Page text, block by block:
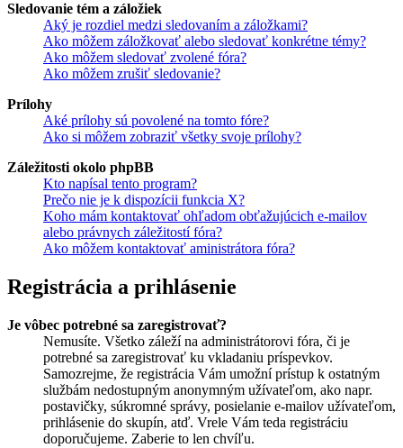
Sledovanie tém a záložiek
Aký je rozdiel medzi sledovaním a záložkami?
Ako môžem záložkovať alebo sledovať konkrétne témy?
Ako môžem sledovať zvolené fóra?
Ako môžem zrušiť sledovanie?
Prílohy
Aké prílohy sú povolené na tomto fóre?
Ako si môžem zobraziť všetky svoje prílohy?
Záležitosti okolo phpBB
Kto napísal tento program?
Prečo nie je k dispozícii funkcia X?
Koho mám kontaktovať ohľadom obťažujúcich e-mailov
alebo právnych záležitostí fóra?
Ako môžem kontaktovať aministrátora fóra?
Registrácia a prihlásenie
Je vôbec potrebné sa zaregistrovať?
Nemusíte. Všetko záleží na administrátorovi fóra, či je
potrebné sa zaregistrovať ku vkladaniu príspevkov.
Samozrejme, že registrácia Vám umožní prístup k ostatným
službám nedostupným anonymným užívateľom, ako napr.
postavičky, súkromné správy, posielanie e-mailov užívateľom,
prihlásenie do skupín, atď. Vrele Vám teda registráciu
doporučujeme. Zaberie to len chvíľu.